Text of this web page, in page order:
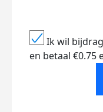
Ik wil
en betaal €0.75